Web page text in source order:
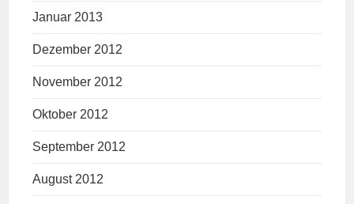
Januar 2013
Dezember 2012
November 2012
Oktober 2012
September 2012
August 2012